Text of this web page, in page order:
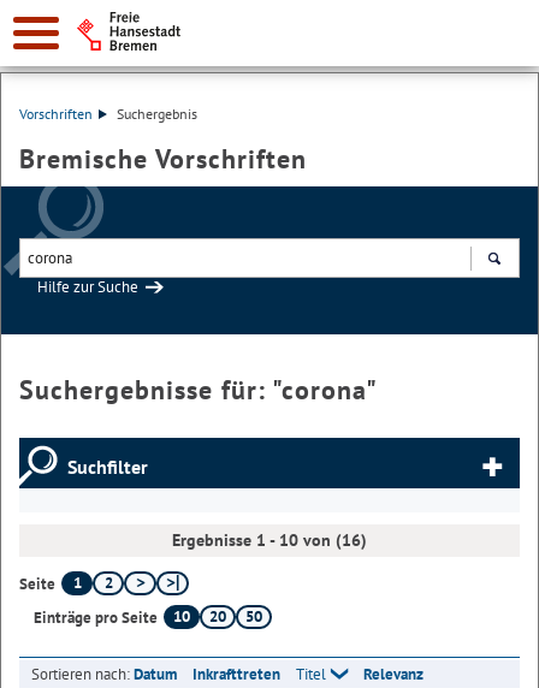
Vorschriften Suchergebnis
Bremische Vorschriften
Hilfe zur Suche
Suchergebnisse für: "corona"
Suchfilter
Ergebnisse 1 - 10 von (16)
Seite 1
2
Einträge pro Seite
10 20 50
Sortieren nach:Datum Inkrafttreten Titel Relevanz